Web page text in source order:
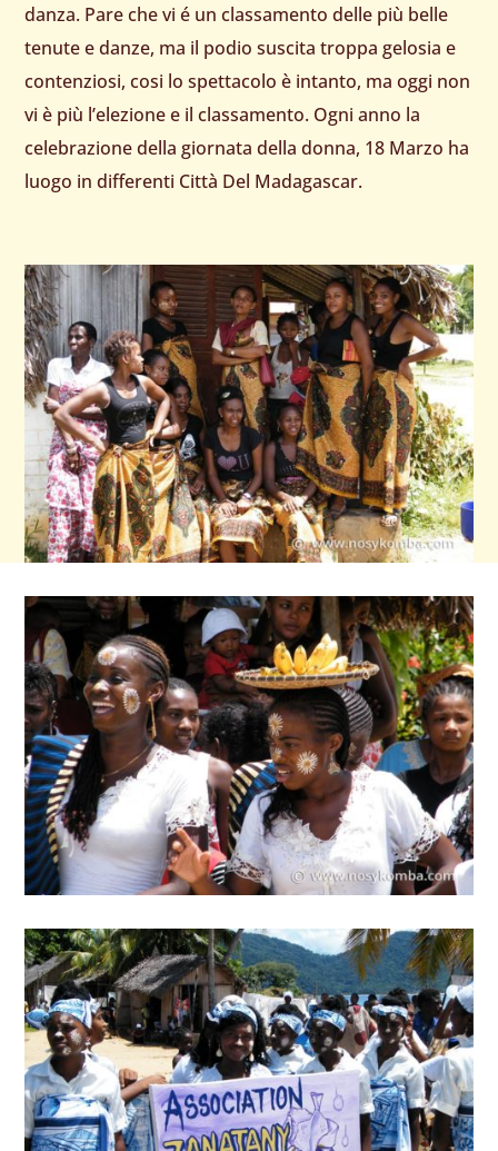
danza. Pare che vi é un classamento delle più belle
tenute e danze, ma il podio suscita troppa gelosia e
contenziosi, cosi lo spettacolo è intanto, ma oggi non
vi è più l’elezione e il classamento. Ogni anno la
celebrazione della giornata della donna, 18 Marzo ha
luogo in differenti Città Del Madagascar.